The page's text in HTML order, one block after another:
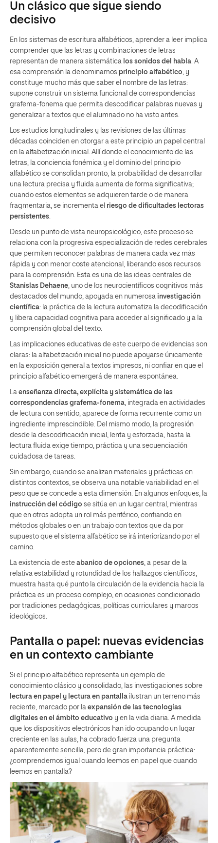
Un clásico que sigue siendo
decisivo
En los sistemas de escritura alfabéticos, aprender a leer implica
comprender que las letras y combinaciones de letras
representan de manera sistemática los sonidos del habla . A
esa comprensión la denominamos principio alfabético , y
constituye mucho más que saber el nombre de las letras:
supone construir un sistema funcional de correspondencias
grafema-fonema que permita descodiﬁcar palabras nuevas y
generalizar a textos que el alumnado no ha visto antes.
Los estudios longitudinales y las revisiones de las últimas
décadas coinciden en otorgar a este principio un papel central
en la alfabetización inicial. Allí donde el conocimiento de las
letras, la conciencia fonémica y el dominio del principio
alfabético se consolidan pronto, la probabilidad de desarrollar
una lectura precisa y ﬂuida aumenta de forma signiﬁcativa;
cuando estos elementos se adquieren tarde o de manera
fragmentaria, se incrementa el riesgo de diﬁcultades lectoras
persistentes
Desde un punto de vista neuropsicológico, este proceso se
relaciona con la progresiva especialización de redes cerebrales
que permiten reconocer palabras de manera cada vez más
rápida y con menor coste atencional, liberando esos recursos
para la comprensión. Esta es una de las ideas centrales de
Stanislas Dehaene , uno de los neurocientíficos cognitivos más
destacados del mundo, apoyada en numerosa investigación
cientíﬁca: la práctica de la lectura automatiza la decodiﬁcación
y libera capacidad cognitiva para acceder al signiﬁcado y a la
comprensión global del texto.
Las implicaciones educativas de este cuerpo de evidencias son
claras: la alfabetización inicial no puede apoyarse únicamente
en la exposición general a textos impresos, ni conﬁar en que el
principio alfabético emergerá de manera espontánea.
La enseñanza directa, explícita y sistemática de las
correspondencias grafema-fonema , integrada en actividades
de lectura con sentido, aparece de forma recurrente como un
ingrediente imprescindible. Del mismo modo, la progresión
desde la descodiﬁcación inicial, lenta y esforzada, hasta la
lectura ﬂuida exige tiempo, práctica y una secuenciación
cuidadosa de tareas.
Sin embargo, cuando se analizan materiales y prácticas en
distintos contextos, se observa una notable variabilidad en el
peso que se concede a esta dimensión. En algunos enfoques, la
instrucción del código se sitúa en un lugar central, mientras
que en otros adopta un rol más periférico, conﬁando en
métodos globales o en un trabajo con textos que da por
supuesto que el sistema alfabético se irá interiorizando por el
camino.
La existencia de este abanico de opciones , a pesar de la
relativa estabilidad y rotundidad de los hallazgos cientíﬁcos,
muestra hasta qué punto la circulación de la evidencia hacia la
práctica es un proceso complejo, en ocasiones condicionado
por tradiciones pedagógicas, políticas curriculares y marcos
ideológicos.
Pantalla o papel: nuevas evidencias
en un contexto cambiante
Si el principio alfabético representa un ejemplo de
conocimiento clásico y consolidado, las investigaciones sobre
lectura en papel y lectura en pantalla ilustran un terreno más
reciente, marcado por la expansión de las tecnologías
digitales en el ámbito educativo y en la vida diaria. A medida
que los dispositivos electrónicos han ido ocupando un lugar
creciente en las aulas, ha cobrado fuerza una pregunta
aparentemente sencilla, pero de gran importancia práctica:
¿comprendemos igual cuando leemos en papel que cuando
leemos en pantalla?